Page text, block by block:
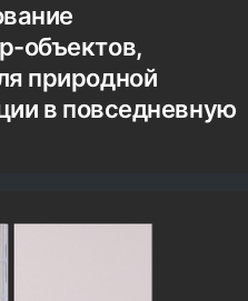
объектов,
природной
в повседневную